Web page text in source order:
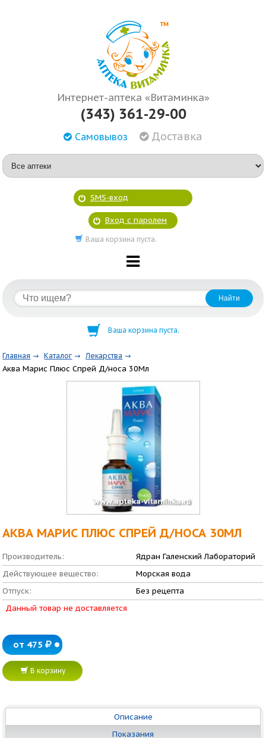
Интернет-аптека «Витаминка»
(343) 361-29-00
Самовывоз Доставка
SMS-вход
Вход с паролем
Ваша корзина пуста.
Ваша корзина пуста.
Главная Каталог Лекарства
Аква Марис Плюс Спрей Д/носа 30Мл
АКВА МАРИС ПЛЮС СПРЕЙ Д/НОСА 30МЛ
Производитель:
Ядран Галенский Лабораторий
Действующее вещество:
Морская вода
Отпуск:
Без рецепта
Данный товар не доставляется
от 475
В корзину
Описание
Показания